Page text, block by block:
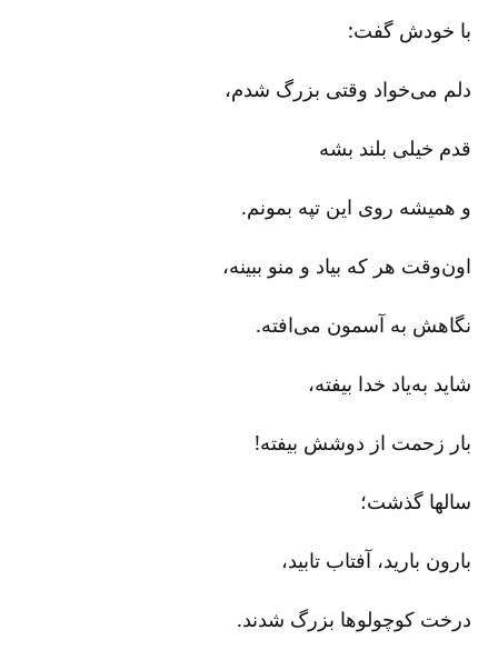
با خودش گفت‌:
دلم می‌خواد وقتی بزرگ شدم‌،
قدم خیلی بلند بشه‌
و همیشه روی این تپه بمونم‌.
اون‌وقت هر که بیاد و منو ببینه‌،
نگاهش به آسمون می‌افته‌.
شاید به‌یاد خدا بیفته‌،
بار زحمت از دوشش بیفته‌!
سالها گذشت‌؛
بارون بارید، آفتاب تابید،
درخت کوچولوها بزرگ شدند.